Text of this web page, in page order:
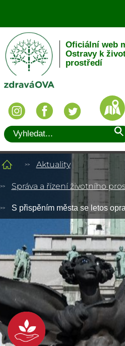
Oficiální web
Ostravy k
prostředí
Aktuality
Správa a řízení životního
S přispěním města se letos